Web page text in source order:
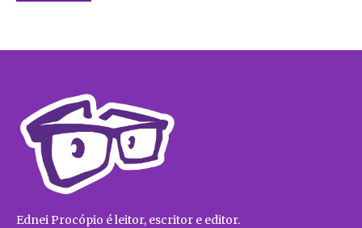
Ednei Procópio é leitor, escritor e editor.